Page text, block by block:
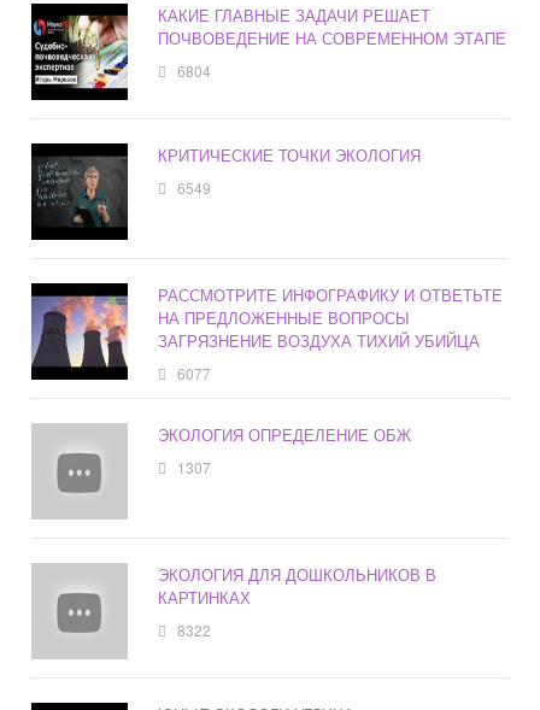
КАКИЕ ГЛАВНЫЕ ЗАДАЧИ РЕШАЕТ
ПОЧВОВЕДЕНИЕ НА СОВРЕМЕННОМ ЭТАПЕ
6804
КРИТИЧЕСКИЕ ТОЧКИ ЭКОЛОГИЯ
6549
РАССМОТРИТЕ ИНФОГРАФИКУ И ОТВЕТЬТЕ
НА ПРЕДЛОЖЕННЫЕ ВОПРОСЫ
ЗАГРЯЗНЕНИЕ ВОЗДУХА ТИХИЙ УБИЙЦА
6077
ЭКОЛОГИЯ ОПРЕДЕЛЕНИЕ ОБЖ
1307
ЭКОЛОГИЯ ДЛЯ ДОШКОЛЬНИКОВ В
КАРТИНКАХ
8322